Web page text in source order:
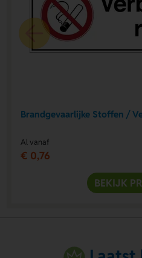
Brandgevaarlijke Stoffen /
Al vanaf
€ 0,76
BEKIJK